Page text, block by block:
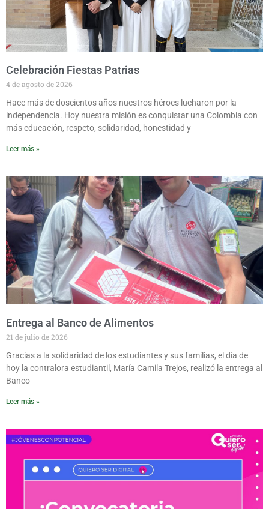
Celebración Fiestas Patrias
4 de agosto de 2026
Hace más de doscientos años nuestros héroes lucharon por la
independencia. Hoy nuestra misión es conquistar una Colombia con
más educación, respeto, solidaridad, honestidad y
Leer más »
Entrega al Banco de Alimentos
21 de julio de 2026
Gracias a la solidaridad de los estudiantes y sus familias, el día de
hoy la contralora estudiantil, María Camila Trejos, realizó la entrega al
Banco
Leer más »